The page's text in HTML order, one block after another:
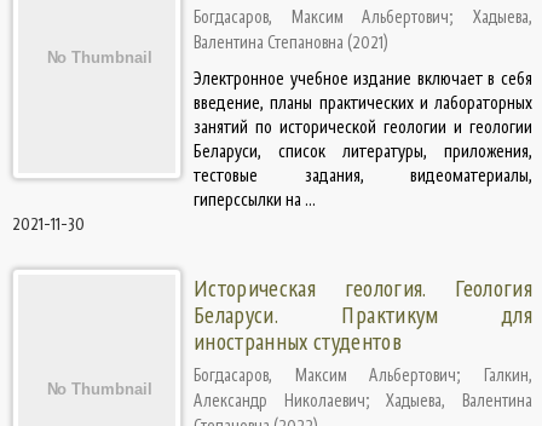
Богдасаров, Максим Альбертович;Хадыева,
Валентина Степановна (2021)
Электронное учебное издание включает в себя
введение, планы практических и лабораторных
занятий по исторической геологии и геологии
Беларуси, список литературы, приложения,
тестовые задания, видеоматериалы,
гиперссылки на ...
2021-11-30
Историческая геология. Геология
Беларуси. Практикум для
иностранных студентов
Богдасаров, Максим Альбертович; Галкин,
Александр Николаевич;Хадыева, Валентина